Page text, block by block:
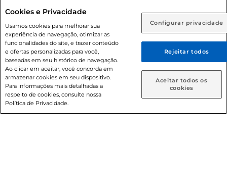
Rio de Janeiro (RJ) Goiás (GO)
Ou
Caso queira comprar online, informe como deseja receber
suas compras:
Entrega em casa Retire em Loja
prévio. O valor mínimo para as compras on-line é de R$
80,00.
© 2026 Copyright. Todos os direitos
reservados Prezunic.
Cookies e Privacidade
Usamos cookies para melhorar sua
experiência de navegação, otimizar as
funcionalidades do site, e trazer conteúdo
e ofertas personalizadas para você,
baseadas em seu histórico de navegação.
Ao clicar em aceitar, você concorda em
armazenar cookies em seu dispositivo.
Para informações mais detalhadas a
respeito de cookies, consulte nossa
Política de Privacidade.
Configurar privacidade
Rejeitar todos
Aceitar todos os
cookies